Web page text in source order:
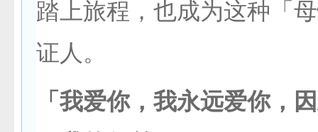
踏上旅程，也成为这种「
证人。
「我爱你，我永远爱你，